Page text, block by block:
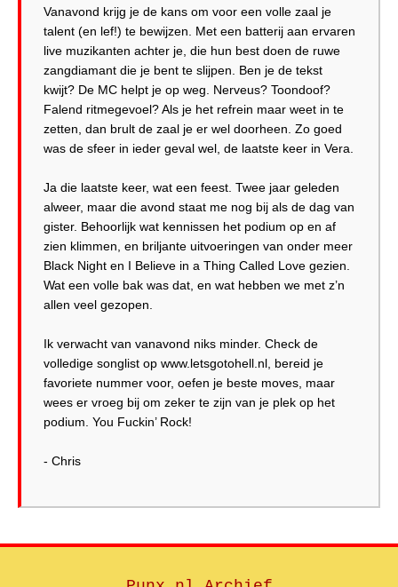
Vanavond krijg je de kans om voor een volle zaal je
talent (en lef!) te bewijzen. Met een batterij aan ervaren
live muzikanten achter je, die hun best doen de ruwe
zangdiamant die je bent te slijpen. Ben je de tekst
kwijt? De MC helpt je op weg. Nerveus? Toondoof?
Falend ritmegevoel? Als je het refrein maar weet in te
zetten, dan brult de zaal je er wel doorheen. Zo goed
was de sfeer in ieder geval wel, de laatste keer in Vera.
Ja die laatste keer, wat een feest. Twee jaar geleden
alweer, maar die avond staat me nog bij als de dag van
gister. Behoorlijk wat kennissen het podium op en af
zien klimmen, en briljante uitvoeringen van onder meer
Black Night en I Believe in a Thing Called Love gezien.
Wat een volle bak was dat, en wat hebben we met z’n
allen veel gezopen.
Ik verwacht van vanavond niks minder. Check de
volledige songlist op www.letsgotohell.nl, bereid je
favoriete nummer voor, oefen je beste moves, maar
wees er vroeg bij om zeker te zijn van je plek op het
podium. You Fuckin’ Rock!